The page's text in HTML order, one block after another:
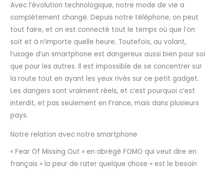
Avec l’évolution technologique, notre mode de vie a
complètement changé. Depuis notre téléphone, on peut
tout faire, et on est connecté tout le temps où que l’on
soit et à n’importe quelle heure. Toutefois, au volant,
l’usage d’un smartphone est dangereux aussi bien pour soi
que pour les autres. Il est impossible de se concentrer sur
la route tout en ayant les yeux rivés sur ce petit gadget.
Les dangers sont vraiment réels, et c’est pourquoi c’est
interdit, et pas seulement en France, mais dans plusieurs
pays.
Notre relation avec notre smartphone
« Fear Of Missing Out » en abrégé FOMO qui veut dire en
français « la peur de rater quelque chose » est le besoin